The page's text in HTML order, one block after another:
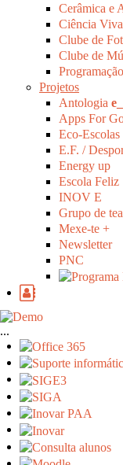
Cerâmica e
Ciência
Clube de
Clube de
Projetos
Antologia
Apps For
Eco-Escolas
E.F. /
Energy up
Escola Feliz
INOV E
Grupo de
Mexe-te +
Newsletter
PNC
...